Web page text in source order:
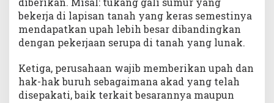
bekerja di lapisan tanah yang keras semestinya
mendapatkan upah lebih besar dibandingkan
dengan pekerjaan serupa di tanah yang lunak.
Ketiga, perusahaan wajib memberikan upah dan
hak-hak buruh sebagaimana akad yang telah
disepakati, baik terkait besarannya maupun